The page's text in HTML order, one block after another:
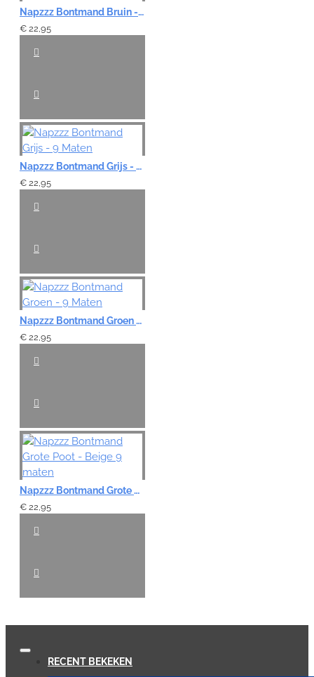
Napzzz Bontmand Bruin - 9 Maten
€ 22,95
Napzzz Bontmand Grijs - 9 Maten
€ 22,95
Napzzz Bontmand Groen - 9 Maten
€ 22,95
Napzzz Bontmand Grote Poot - Beige 9 maten
€ 22,95
RECENT BEKEKEN